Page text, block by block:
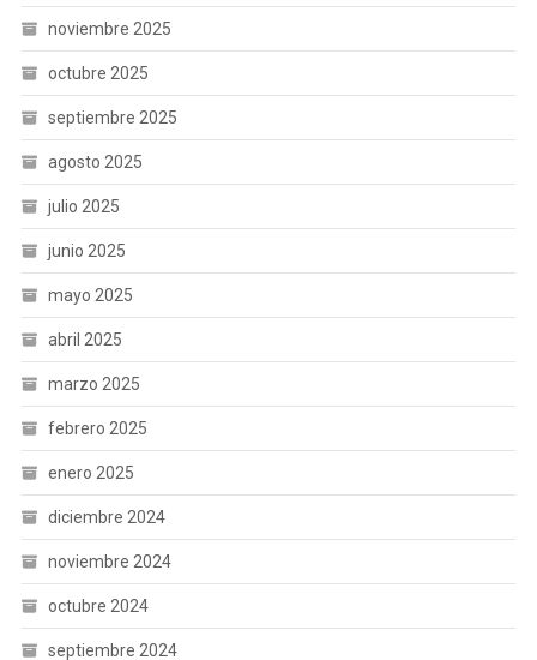
noviembre 2025
octubre 2025
septiembre 2025
agosto 2025
julio 2025
junio 2025
mayo 2025
abril 2025
marzo 2025
febrero 2025
enero 2025
diciembre 2024
noviembre 2024
octubre 2024
septiembre 2024